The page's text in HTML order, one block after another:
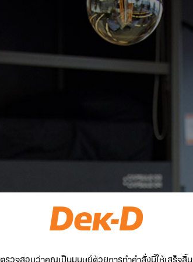
ตรวจสอบว่าคุณเป็นมนุษย์ด้วยการทำคำสั่งนี้ให้เสร็จสิ้น